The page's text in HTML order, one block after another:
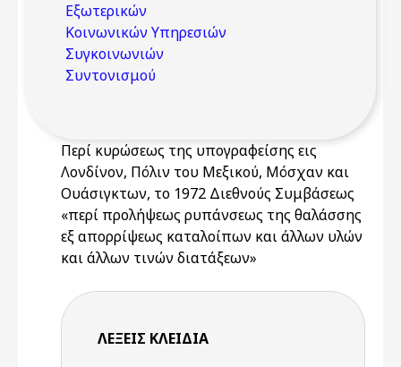
Εξωτερικών
Κοινωνικών Υπηρεσιών
Συγκοινωνιών
Συντονισμού
Περί κυρώσεως της υπογραφείσης εις
Λονδίνον, Πόλιν του Μεξικού, Μόσχαν και
Ουάσιγκτων, το 1972 Διεθνούς Συμβάσεως
«περί προλήψεως ρυπάνσεως της θαλάσσης
εξ απορρίψεως καταλοίπων και άλλων υλών
και άλλων τινών διατάξεων»
ΛΈΞΕΙΣ KΛΕΙΔΙΆ